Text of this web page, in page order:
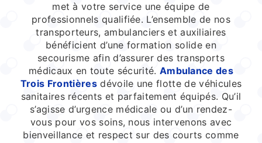
met à votre service une équipe de
professionnels qualifiée. L’ensemble de nos
transporteurs, ambulanciers et auxiliaires
bénéficient d’une formation solide en
secourisme afin d’assurer des transports
médicaux en toute sécurité. Ambulance des
Trois Frontièresdévoile une flotte de véhicules
sanitaires récents et parfaitement équipés. Qu’il
s’agisse d’urgence médicale ou d’un rendez-
vous pour vos soins, nous intervenons avec
bienveillance et respect sur des courts comme